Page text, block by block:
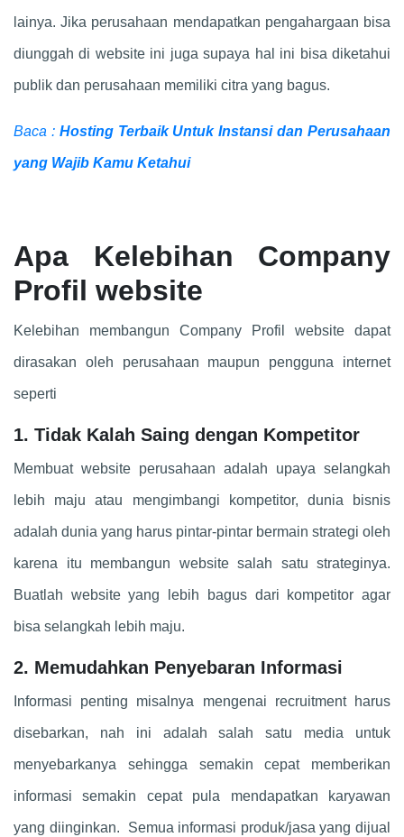
lainya. Jika perusahaan mendapatkan pengahargaan bisa
diunggah di website ini juga supaya hal ini bisa diketahui
publik dan perusahaan memiliki citra yang bagus.
Baca : Hosting Terbaik Untuk Instansi dan Perusahaan
yang Wajib Kamu Ketahui
Apa Kelebihan Company
Profil website
Kelebihan membangun Company Profil website dapat
dirasakan oleh perusahaan maupun pengguna internet
seperti
1. Tidak Kalah Saing dengan Kompetitor
Membuat website perusahaan adalah upaya selangkah
lebih maju atau mengimbangi kompetitor, dunia bisnis
adalah dunia yang harus pintar-pintar bermain strategi oleh
karena itu membangun website salah satu strateginya.
Buatlah website yang lebih bagus dari kompetitor agar
bisa selangkah lebih maju.
2. Memudahkan Penyebaran Informasi
Informasi penting misalnya mengenai recruitment harus
disebarkan, nah ini adalah salah satu media untuk
menyebarkanya sehingga semakin cepat memberikan
informasi semakin cepat pula mendapatkan karyawan
yang diinginkan. Semua informasi produk/jasa yang dijual